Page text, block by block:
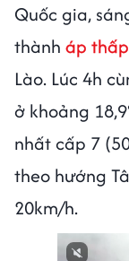
Quốc gia,
thành áp
Lào. Lúc 4h
ở khoảng
nhất cấp 7
theo hướng
20km/h.